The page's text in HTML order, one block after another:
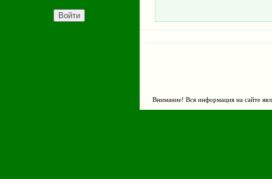
Внимание! Вся информация на сайте